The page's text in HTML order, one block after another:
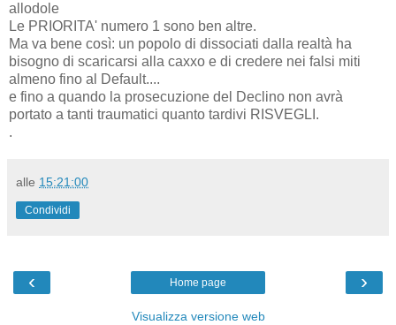
allodole
Le PRIORITA' numero 1 sono ben altre.
Ma va bene così: un popolo di dissociati dalla realtà ha
bisogno di scaricarsi alla caxxo e di credere nei falsi miti
almeno fino al Default....
e fino a quando la prosecuzione del Declino non avrà
portato a tanti traumatici quanto tardivi RISVEGLI.
.
alle 15:21:00
Condividi
‹ ›
Home page
Visualizza versione web